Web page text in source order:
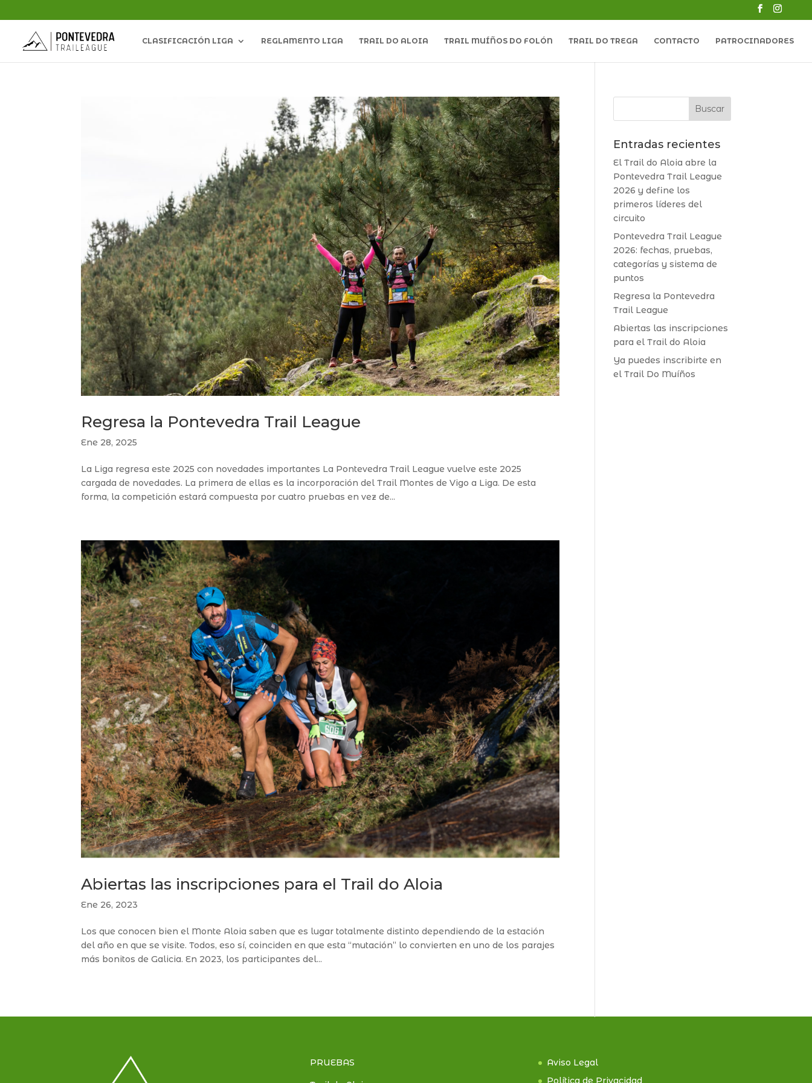
CLASIFICACIÓN LIGA REGLAMENTO LIGA TRAIL DO ALOIA TRAIL MUÍÑOS DO FOLÓN TRAIL DO TREGA CONTACTO PATROCINADORES
Regresa la Pontevedra Trail League
Ene 28, 2025
La Liga regresa este 2025 con novedades importantes La Pontevedra Trail League vuelve este 2025
cargada de novedades. La primera de ellas es la incorporación del Trail Montes de Vigo a Liga. De esta
forma, la competición estará compuesta por cuatro pruebas en vez de...
Abiertas las inscripciones para el Trail do Aloia
Ene 26, 2023
Los que conocen bien el Monte Aloia saben que es lugar totalmente distinto dependiendo de la estación
del año en que se visite. Todos, eso sí, coinciden en que esta “mutación” lo convierten en uno de los parajes
más bonitos de Galicia. En 2023, los participantes del...
Entradas recientes
El Trail do Aloia abre la
Pontevedra Trail League
2026 y define los
primeros líderes del
circuito
Pontevedra Trail League
2026: fechas, pruebas,
categorías y sistema de
puntos
Regresa la Pontevedra
Trail League
Abiertas las inscripciones
para el Trail do Aloia
Ya puedes inscribirte en
el Trail Do Muíños
PRUEBAS
Aviso Legal
Política de Privacidad